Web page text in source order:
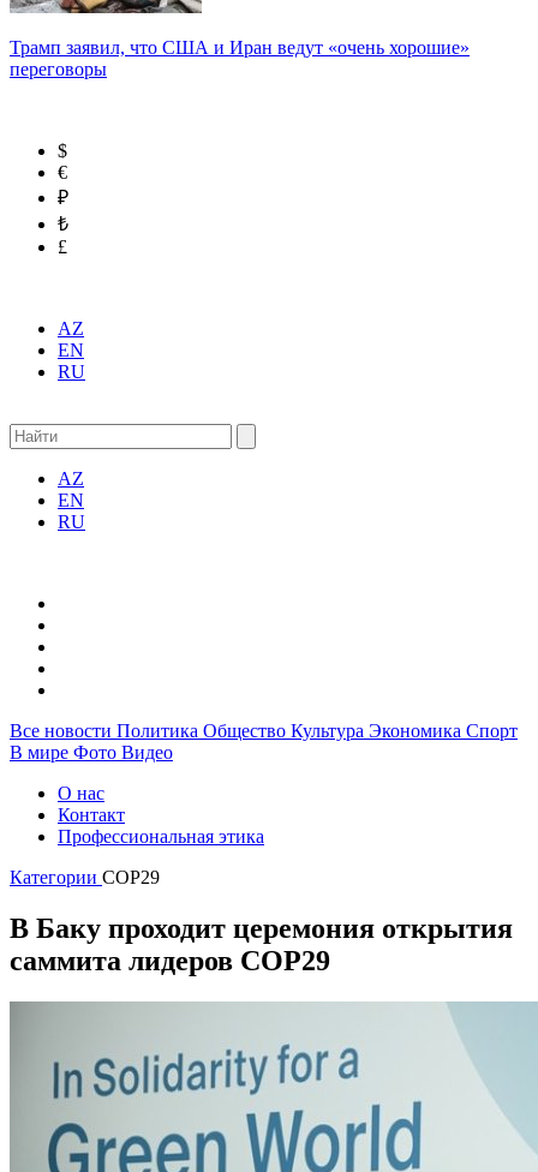
Трамп заявил, что США и Иран ведут «очень хорошие»
переговоры
$
€
₽
₺
£
AZ
EN
RU
AZ
EN
RU
Все новости Политика Общество Культура Экономика Спорт
В мире Фото Видео
О нас
Контакт
Профессиональная этика
Категории COP29
В Баку проходит церемония открытия
саммита лидеров COP29